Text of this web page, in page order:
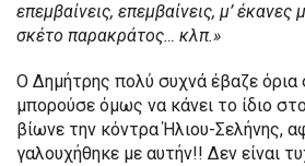
επεμβαίνεις, επεμβαίνεις, μ’ έκανες
σκέτο παρακράτος… κλπ.»
Ο Δημήτρης πολύ συχνά έβαζε όρια
μπορούσε όμως να κάνει το ίδιο
βίωνε την κόντρα Ήλιου-Σελήνης,
γαλουχήθηκε με αυτήν!! Δεν είναι